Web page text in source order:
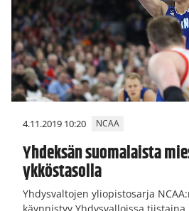
4.11.2019 10:20 NCAA
Yhdeksän suomalaista
ykköstasolla
Yhdysvaltojen yliopistosarja